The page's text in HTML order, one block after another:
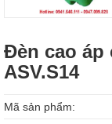
Đèn cao
ASV.S14
Mã sản phẩm: